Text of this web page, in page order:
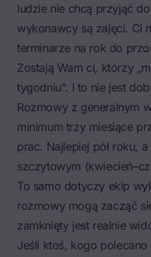
ludzie nie chcą przyjąć
wykonawcy są zajęci. Ci
terminarze na rok do
Zostają Wam ci, którzy
tygodniu". I to nie jest
Rozmowy z generalnym
minimum trzy miesiące
prac. Najlepiej pół roku,
szczytowym
To samo dotyczy ekip
rozmowy mogą zacząć
zamknięty jest realnie
Jeśli ktoś, kogo